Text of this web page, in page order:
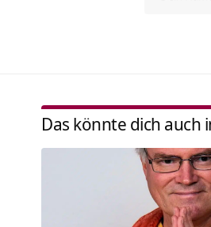
Das könnte dich auch